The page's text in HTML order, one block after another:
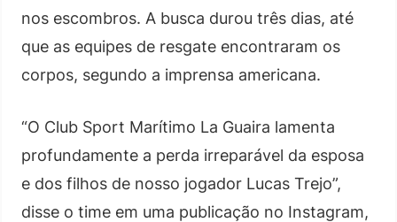
nos escombros. A busca durou três dias, até
que as equipes de resgate encontraram os
corpos, segundo a imprensa americana.
“O Club Sport Marítimo La Guaira lamenta
profundamente a perda irreparável da esposa
e dos filhos de nosso jogador Lucas Trejo”,
disse o time em uma publicação no Instagram,